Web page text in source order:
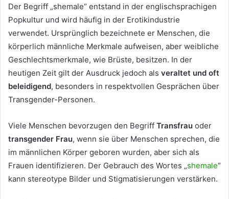
Der Begriff „shemale“ entstand in der englischsprachigen
Popkultur und wird häufig in der Erotikindustrie
verwendet. Ursprünglich bezeichnete er Menschen, die
körperlich männliche Merkmale aufweisen, aber weibliche
Geschlechtsmerkmale, wie Brüste, besitzen. In der
heutigen Zeit gilt der Ausdruck jedoch als veraltet und oft
beleidigend, besonders in respektvollen Gesprächen über
Transgender-Personen.
Viele Menschen bevorzugen den Begriff Transfrau oder
transgender Frau, wenn sie über Menschen sprechen, die
im männlichen Körper geboren wurden, aber sich als
Frauen identifizieren. Der Gebrauch des Wortes „shemale“
kann stereotype Bilder und Stigmatisierungen verstärken.